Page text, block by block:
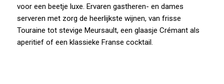
voor een beetje luxe. Ervaren gastheren- en dames
serveren met zorg de heerlijkste wijnen, van frisse
Touraine tot stevige Meursault, een glaasje Crémant als
aperitief of een klassieke Franse cocktail.